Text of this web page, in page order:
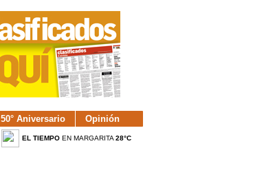
50° Aniversario Opinión
EL TIEMPOEN MARGARITA 28°C